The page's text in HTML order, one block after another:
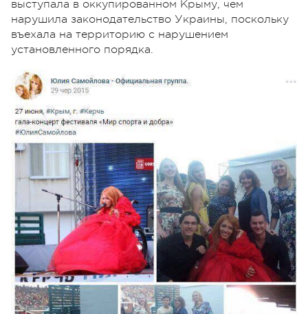
выступала в оккупированном Крыму, чем
нарушила законодательство Украины, поскольку
въехала на территорию с нарушением
установленного порядка.